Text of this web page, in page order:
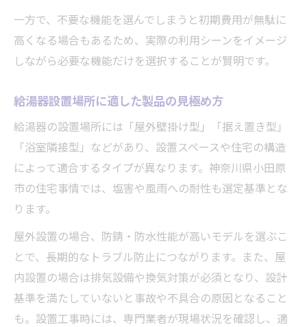
一方で、不要な機能を選んでしまうと初期費用が無駄に
高くなる場合もあるため、実際の利用シーンをイメージ
しながら必要な機能だけを選択することが賢明です。
給湯器設置場所に適した製品の見極め方
給湯器の設置場所には「屋外壁掛け型」「据え置き型」
「浴室隣接型」などがあり、設置スペースや住宅の構造
によって適合するタイプが異なります。神奈川県小田原
市の住宅事情では、塩害や風雨への耐性も選定基準とな
ります。
屋外設置の場合、防錆・防水性能が高いモデルを選ぶこ
とで、長期的なトラブル防止につながります。また、屋
内設置の場合は排気設備や換気対策が必須となり、設計
基準を満たしていないと事故や不具合の原因となること
も。設置工事時には、専門業者が現場状況を確認し、適